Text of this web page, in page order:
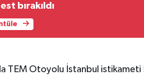
bırakıldı
TEM Otoyolu İstanbul